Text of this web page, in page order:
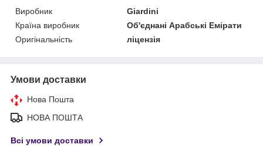
Виробник
Giardini
Країна виробник
Об'єднані Арабські Емірати
Оригінальність
ліцензія
Умови доставки
Нова Пошта
НОВА ПОШТА
Всі умови доставки